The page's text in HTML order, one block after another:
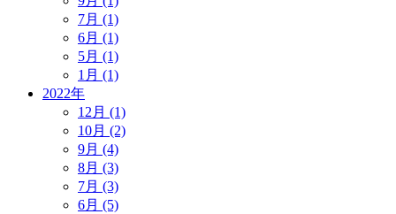
7月 (1)
6月 (1)
5月 (1)
1月 (1)
2022年
12月 (1)
10月 (2)
9月 (4)
8月 (3)
7月 (3)
6月 (5)